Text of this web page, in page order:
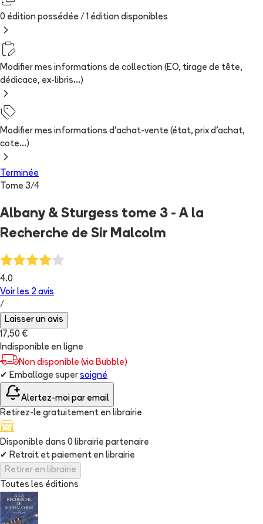
0 édition possédée / 1 édition disponibles
Modifier mes informations de collection (EO, tirage de tête,
dédicace, ex-libris...)
Modifier mes informations d'achat-vente (état, prix d'achat,
cote...)
Terminée
Tome 3/4
Albany & Sturgess tome 3 - A la
Recherche de Sir Malcolm
4.0
Voir les 2 avis
/
Laisser un avis
17,50 €
Indisponible en ligne
Non disponible (via Bubble)
✔ Emballage super soigné
Alertez-moi par email
Retirez-le gratuitement en librairie
Disponible dans 0 librairie partenaire
✔ Retrait et paiement en librairie
Retirer en librairie
Toutes les éditions